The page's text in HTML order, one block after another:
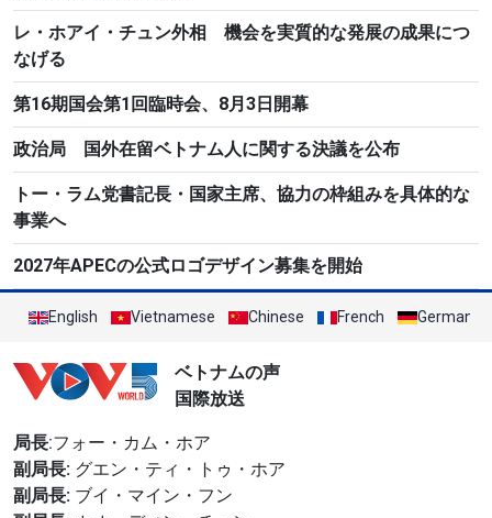
レ・ホアイ・チュン外相 機会を実質的な発展の成果につ
なげる
第16期国会第1回臨時会、8月3日開幕
政治局 国外在留ベトナム人に関する決議を公布
トー・ラム党書記長・国家主席、協力の枠組みを具体的な
事業へ
2027年APECの公式ロゴデザイン募集を開始
English Vietnamese Chinese French German
ベトナムの声
国際放送
局長:フォー・カム・ホア
副局長: グエン・ティ・トゥ・ホア
副局長: ブイ・マイン・フン